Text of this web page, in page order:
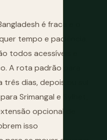
é fraca e o
tempo e paciência.
todos acessíveis e
A rota padrão para
dias, depois ou sul
Srimangal e Sylhet,
opcional de
isso